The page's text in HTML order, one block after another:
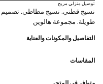
توصيل منزلي مريح
نسيج قطني. نسيج مطاطي. تصميم
طويلة. مجموعة هالوين
التفاصيل والمكونات والعناية
المقاسات